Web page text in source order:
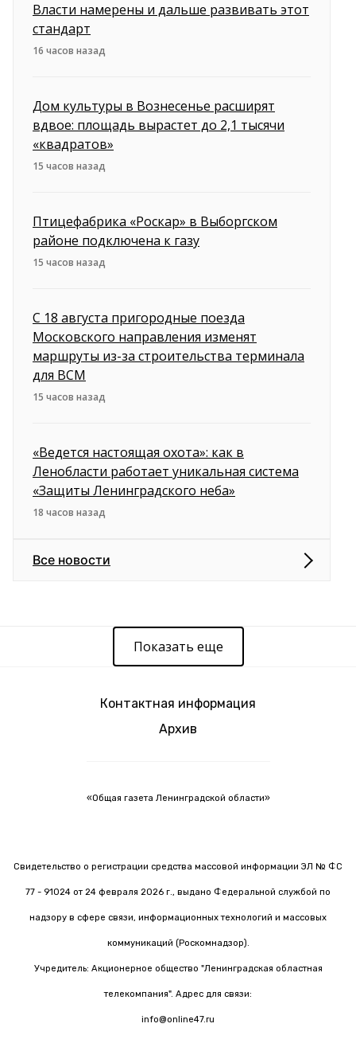
Власти намерены и дальше развивать этот
стандарт
16 часов назад
Дом культуры в Вознесенье расширят
вдвое: площадь вырастет до 2,1 тысячи
«квадратов»
15 часов назад
Птицефабрика «Роскар» в Выборгском
районе подключена к газу
15 часов назад
С 18 августа пригородные поезда
Московского направления изменят
маршруты из-за строительства терминала
для ВСМ
15 часов назад
«Ведется настоящая охота»: как в
Ленобласти работает уникальная система
«Защиты Ленинградского неба»
18 часов назад
Все новости
Показать еще
Контактная информация
Архив
«Общая газета Ленинградской области»
Свидетельство о регистрации средства массовой информации ЭЛ № ФС
77 - 91024 от 24 февраля 2026 г., выдано Федеральной службой по
надзору в сфере связи, информационных технологий и массовых
коммуникаций (Роскомнадзор).
Учредитель: Акционерное общество "Ленинградская областная
телекомпания". Адрес для связи:
info@online47.ru